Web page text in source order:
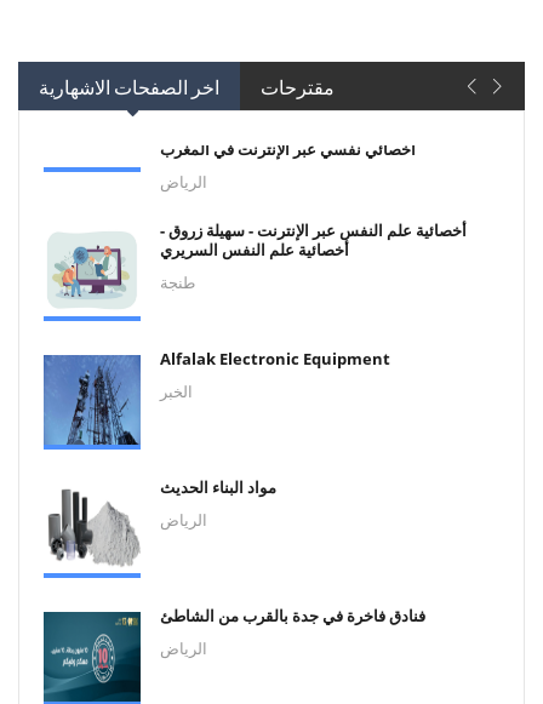
اخر الصفحات الاشهارية مقترحات
أخصائي نفسي عبر الإنترنت في المغرب
الرياض
أخصائية علم النفس عبر الإنترنت - سهيلة زروق -
أخصائية علم النفس السريري
طنجة
Alfalak Electronic Equipment
الخبر
مواد البناء الحديث
الرياض
فنادق فاخرة في جدة بالقرب من الشاطئ
الرياض